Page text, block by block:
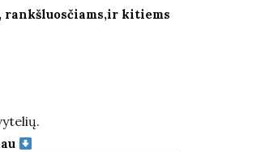
rankšluosčiams,ir kitiems